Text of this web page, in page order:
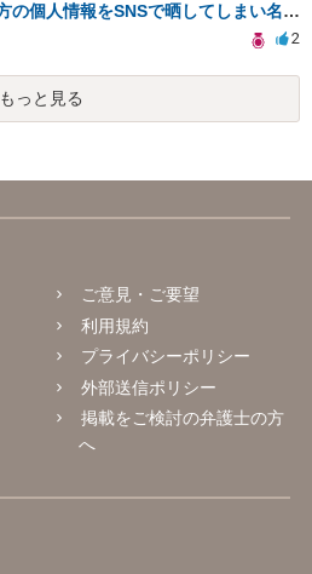
当方の腹いせで相手方の個人情報をSNSで晒してしまい名誉毀損させてしまったかもしれない
2
もっと見る
ご意見・ご要望
利用規約
プライバシーポリシー
外部送信ポリシー
掲載をご検討の弁護士の方
へ